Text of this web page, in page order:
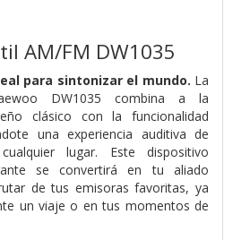
AM/FM DW1035
para sintonizar el mundo. La
DW1035 combina a la
clásico con la funcionalidad
una experiencia auditiva de
lugar. Este dispositivo
se convertirá en tu aliado
de tus emisoras favoritas, ya
un viaje o en tus momentos de